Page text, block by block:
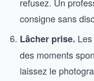
consigne sans
Lâcher prise.
des moments
laissez le